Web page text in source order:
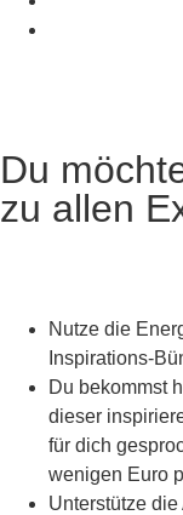
Du
zu allen
Nutze die
Inspirations-
Du bekommst
dieser
für dich
wenigen Euro
Unterstütze